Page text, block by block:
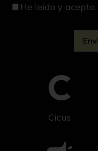
He leído y acepto
Cicus